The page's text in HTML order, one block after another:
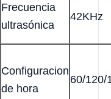
Frecuencia
ultrasónica
42KHz
Configuracion
de hora
60/120/